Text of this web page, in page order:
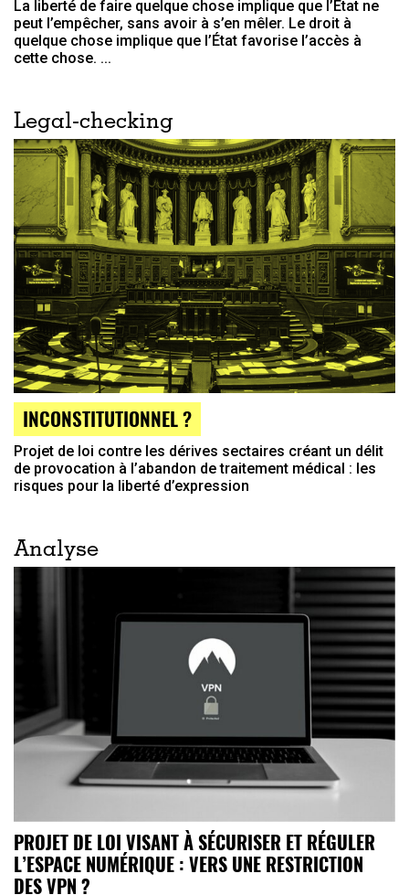
La liberté de faire quelque chose implique que l’État ne
peut l’empêcher, sans avoir à s’en mêler. Le droit à
quelque chose implique que l’État favorise l’accès à
cette chose. ...
Legal-checking
INCONSTITUTIONNEL ?
Projet de loi contre les dérives sectaires créant un délit
de provocation à l’abandon de traitement médical : les
risques pour la liberté d’expression
Analyse
PROJET DE LOI VISANT À SÉCURISER ET RÉGULER
L’ESPACE NUMÉRIQUE : VERS UNE RESTRICTION
DES VPN ?